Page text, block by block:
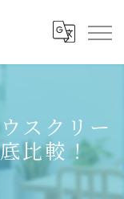
スクリー
比較！